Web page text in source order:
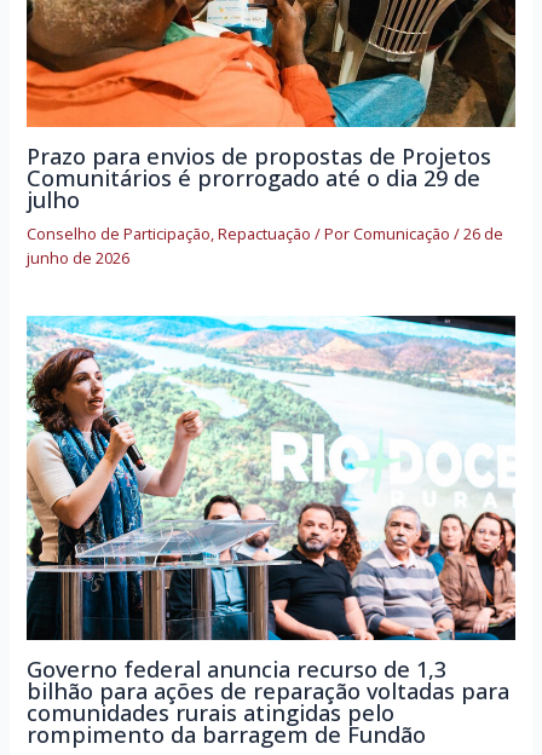
Prazo para envios de propostas de Projetos
Comunitários é prorrogado até o dia 29 de
julho
Conselho de Participação,Repactuação / PorComunicação/26 de
junho de 2026
Governo federal anuncia recurso de 1,3
bilhão para ações de reparação voltadas para
comunidades rurais atingidas pelo
rompimento da barragem de Fundão